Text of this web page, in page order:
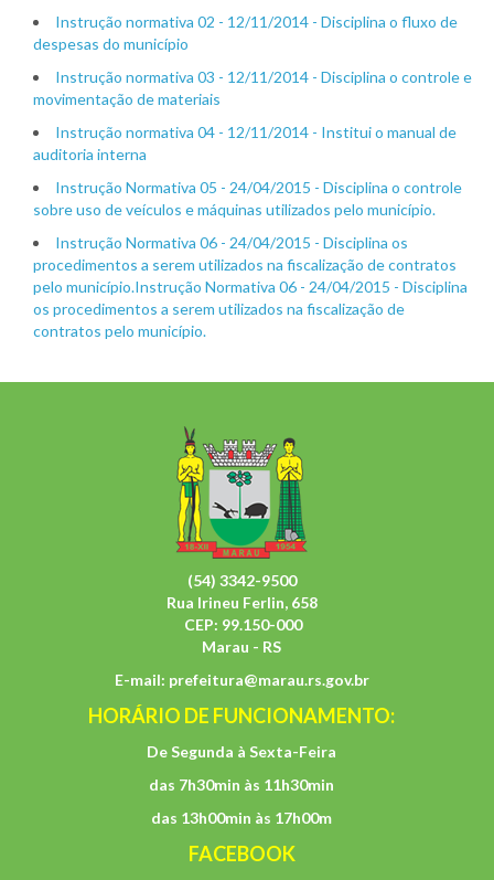
Instrução normativa 02 - 12/11/2014 - Disciplina o fluxo de
despesas do município
Instrução normativa 03 - 12/11/2014 - Disciplina o controle e
movimentação de materiais
Instrução normativa 04 - 12/11/2014 - Institui o manual de
auditoria interna
Instrução Normativa 05 - 24/04/2015 - Disciplina o controle
sobre uso de veículos e máquinas utilizados pelo município.
Instrução Normativa 06 - 24/04/2015 - Disciplina os
procedimentos a serem utilizados na fiscalização de contratos
pelo município.Instrução Normativa 06 - 24/04/2015 - Disciplina
os procedimentos a serem utilizados na fiscalização de
contratos pelo município.
(54) 3342-9500
Rua Irineu Ferlin, 658
CEP: 99.150-000
Marau - RS
E-mail: prefeitura@marau.rs.gov.br
HORÁRIO DE FUNCIONAMENTO:
De Segunda à Sexta-Feira
das 7h30min às 11h30min
das 13h00min às 17h00m
FACEBOOK